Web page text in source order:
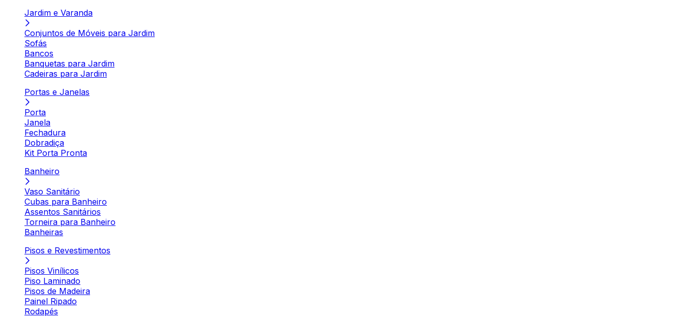
Jardim e Varanda
Conjuntos de Móveis para Jardim
Sofás
Bancos
Banquetas para Jardim
Cadeiras para Jardim
Portas e Janelas
Porta
Janela
Fechadura
Dobradiça
Kit Porta Pronta
Banheiro
Vaso Sanitário
Cubas para Banheiro
Assentos Sanitários
Torneira para Banheiro
Banheiras
Pisos e Revestimentos
Pisos Vinílicos
Piso Laminado
Pisos de Madeira
Painel Ripado
Rodapés